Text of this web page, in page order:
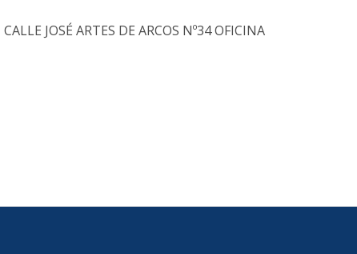
JOSÉ ARTES DE ARCOS Nº34 OFICINA